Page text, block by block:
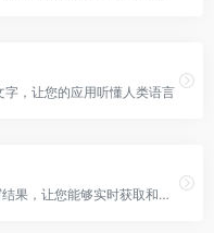
，让您的应用听懂人类语言
一边接收音频数据，一边提供转写结果，让您能够实时获取和利用文字信息